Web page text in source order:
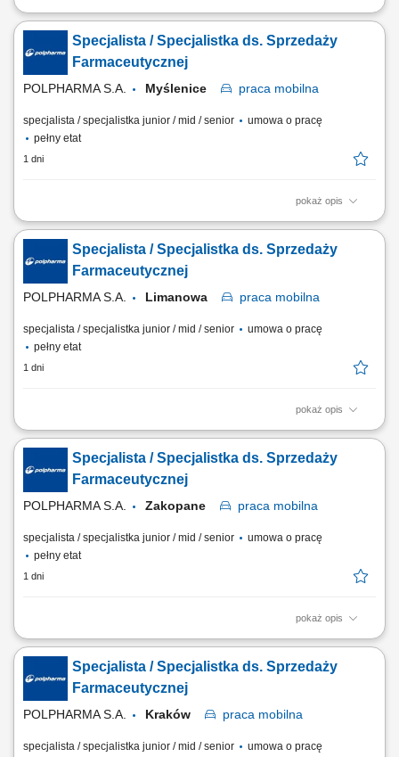
Zakres obowiązków: Promowanie produktów z portfolio firmy w
środowisku medycznym. Budowanie i utrzymywanie długofalowych
relacji z lekarzami na powierzonym terenie. Reprezentowanie
organizacji podczas spotkań branżowych, konferencji i wydarzeń
naukowych. Realizacja założonych celów...
Specjalista / Specjalistka ds. Sprzedaży
Farmaceutycznej
POLPHARMA S.A. Myślenice praca mobilna
specjalista / specjalistka junior / mid / senior
umowa o pracę
pełny etat
1 dni
pokaż opis
Zakres obowiązków: Promowanie produktów z portfolio firmy w
środowisku medycznym. Budowanie i utrzymywanie długofalowych
relacji z lekarzami na powierzonym terenie. Reprezentowanie
organizacji podczas spotkań branżowych, konferencji i wydarzeń
naukowych. Realizacja założonych celów...
Specjalista / Specjalistka ds. Sprzedaży
Farmaceutycznej
POLPHARMA S.A. Limanowa praca mobilna
specjalista / specjalistka junior / mid / senior
umowa o pracę
pełny etat
1 dni
pokaż opis
Zakres obowiązków: Promowanie produktów z portfolio firmy w
środowisku medycznym. Budowanie i utrzymywanie długofalowych
relacji z lekarzami na powierzonym terenie. Reprezentowanie
organizacji podczas spotkań branżowych, konferencji i wydarzeń
naukowych. Realizacja założonych celów...
Specjalista / Specjalistka ds. Sprzedaży
Farmaceutycznej
POLPHARMA S.A. Zakopane praca mobilna
specjalista / specjalistka junior / mid / senior
umowa o pracę
pełny etat
1 dni
pokaż opis
Zakres obowiązków: Promowanie produktów z portfolio firmy w
środowisku medycznym. Budowanie i utrzymywanie długofalowych
relacji z lekarzami na powierzonym terenie. Reprezentowanie
organizacji podczas spotkań branżowych, konferencji i wydarzeń
naukowych. Realizacja założonych celów...
Specjalista / Specjalistka ds. Sprzedaży
Farmaceutycznej
POLPHARMA S.A. Kraków praca mobilna
specjalista / specjalistka junior / mid / senior
umowa o pracę